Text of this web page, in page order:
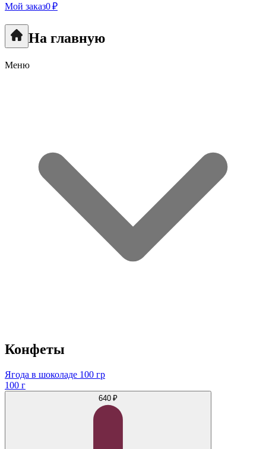
Мой заказ0 ₽
На главную
Меню
Конфеты
Ягода в шоколаде 100 гр
100 г
640 ₽